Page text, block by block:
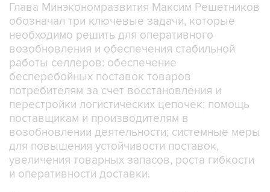
Глава Минэкономразвития Максим Решетников
обозначал три ключевые задачи, которые
необходимо решить для оперативного
возобновления и обеспечения стабильной
работы селлеров: обеспечение
бесперебойных поставок товаров
потребителям за счет восстановления и
перестройки логистических цепочек; помощь
поставщикам и производителям в
возобновлении деятельности; системные меры
для повышения устойчивости поставок,
увеличения товарных запасов, роста гибкости
и оперативности доставки.